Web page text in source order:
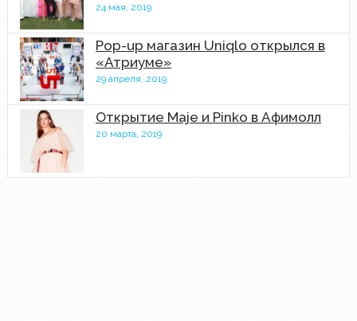
24 мая, 2019
Pop-up магазин Uniqlo открылся в
«Атриуме»
29 апреля, 2019
Открытие Maje и Pinko в Афимолл
20 марта, 2019